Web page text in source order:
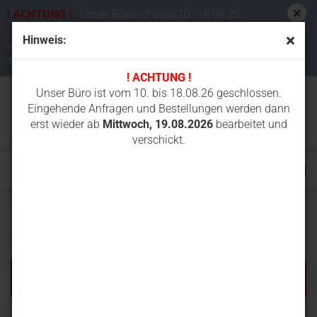
Hinweis:
! ACHTUNG !
Unser Büro ist vom 10. bis 18.08.26 geschlossen.
Eingehende Anfragen und Bestellungen werden dann
erst wieder ab Mittwoch, 19.08.2026bearbeitet und
verschickt.
! ACHTUNG !
Unser Büro ist vom 10.-18.08.26
werden dann erst wieder ab
19.08.2026bearbeitet und verschickt.